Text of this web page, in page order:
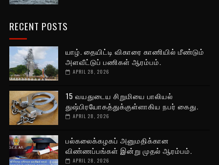
RECENT POSTS
யாழ். தையிட்டி விகாரை காணியில் மீண்டும்
அளவீட்டுப் பணிகள் ஆரம்பம்.
APRIL 28, 2026
15 வயதுடைய சிறுமியை பாலியல்
துஷ்பிரயோகத்துக்குள்ளாகிய நபர் கைது.
APRIL 28, 2026
பல்கலைக்கழகப் அனுமதிக்கான
விண்ணப்பங்கள் இன்று முதல் ஆரம்பம்.
APRIL 28, 2026